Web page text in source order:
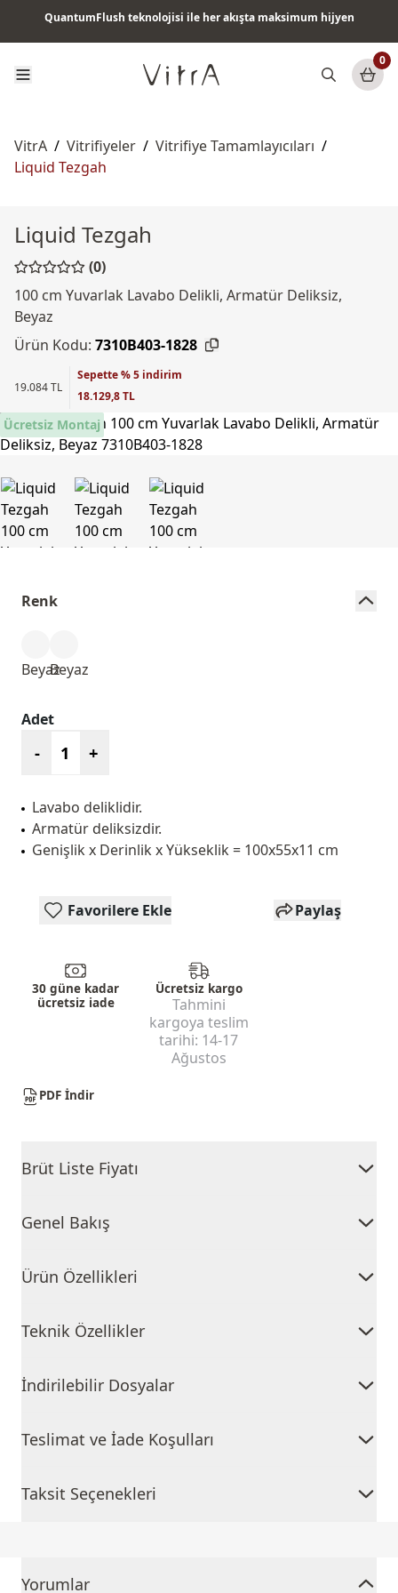
QuantumFlush teknolojisi ile her akışta maksimum hijyen
0
VitrA / Vitrifiyeler / Vitrifiye Tamamlayıcıları /
Liquid Tezgah
Liquid Tezgah
(0)
100 cm Yuvarlak Lavabo Delikli, Armatür Deliksiz,
Beyaz
Ürün Kodu: 7310B403-1828
19.084 TL
Sepette % 5 indirim
18.129,8 TL
Ücretsiz Montaj
Renk
BeyazBeyaz
Adet
- +
Lavabo deliklidir.
Armatür deliksizdir.
Genişlik x Derinlik x Yükseklik = 100x55x11 cm
Favorilere Ekle Paylaş
30 güne kadar
ücretsiz iade
Ücretsiz kargo
Tahmini
kargoya teslim
tarihi: 14-17
Ağustos
PDF İndir
Brüt Liste Fiyatı
Genel Bakış
Ürün Özellikleri
Teknik Özellikler
İndirilebilir Dosyalar
Teslimat ve İade Koşulları
Taksit Seçenekleri
Yorumlar